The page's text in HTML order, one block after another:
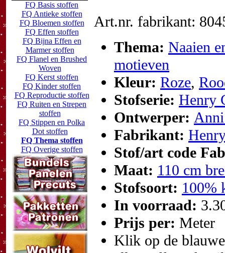
FQ Basis stoffen
FQ Antieke stoffen
FQ Bloemen stoffen
FQ Effen stoffen
FQ Bijna Effen en
Marmer stoffen
FQ Flanel en Brushed
Woven
FQ Kerst stoffen
FQ Kinder stoffen
FQ Reproductie stoffen
FQ Ruiten en Strepen
stoffen
FQ Stippen en Polka
Dot stoffen
FQ Thema stoffen
FQ Overige stoffen
Art.nr. fabrikant:
Thema: Naaien
motieven
Kleur: Roze,
Stofserie: Henry
Ontwerper:
Fabrikant:
Stof/art code
Maat: 110 cm
Stofsoort: 100%
In voorraad:
Prijs per: Meter
Klik op de